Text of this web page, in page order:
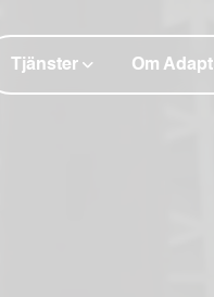
Tjänster Om Adapt